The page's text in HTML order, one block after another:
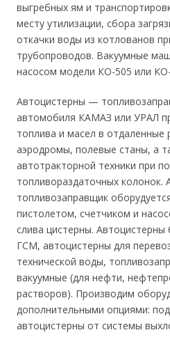
выгребных ям и
месту утилизации, сбора
откачки воды из котлованов
трубопроводов. Вакуумные
насосом модели КО-505 или
Автоцистерны —
автомобиля КАМАЗ или УРАЛ
топлива и масел в
аэродромы, полевые станы, а
автотракторной техники при
топливораздаточных колонок.
топливозаправщик
пистолетом, счетчиком и
слива цистерны. Автоцистерны
ГСМ, автоцистерны для
технической воды,
вакуумные (для нефти,
растворов). Производим
дополнительными опциями:
автоцистерны от системы